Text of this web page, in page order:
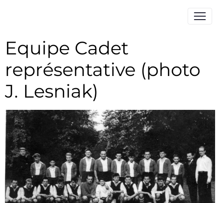
Equipe Cadet
représentative (photo
J. Lesniak)